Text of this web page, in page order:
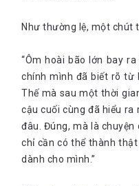
Như thường lệ, một chút
“Ôm hoài bão lớn bay
chính mình đã biết rõ từ
Thế mà sau một thời
cậu cuối cùng đã hiểu ra
đâu. Đúng, mà là chuyện
chỉ cần có thể thành
dành cho mình.”